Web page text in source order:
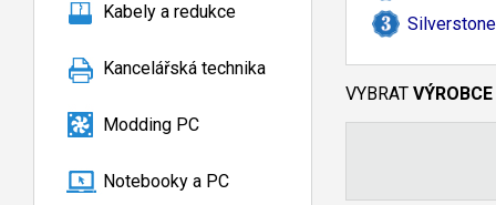
Kabely a redukce
Kancelářská technika
Modding PC
Notebooky a PC
VYBRAT VÝROBCE